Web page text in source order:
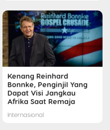
Kenang Reinhard
Bonnke, Penginjil Yang
Dapat Visi Jangkau
Afrika Saat Remaja
Internasional